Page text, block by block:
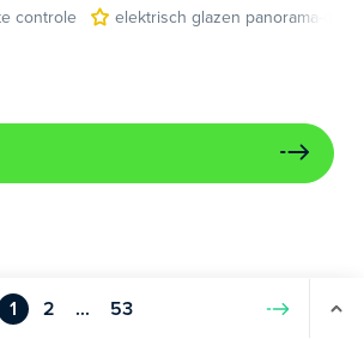
controle
elektrisch glazen panorama-dak
1 2 ... 53 Volgende